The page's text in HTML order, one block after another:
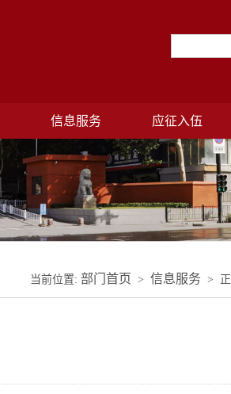
信息服务 应征入伍
当前位置: 部门首页 > 信息服务 >